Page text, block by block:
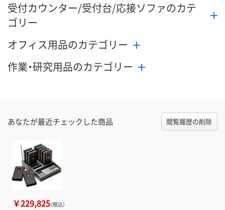
受付カウンター/受付台/応接ソファのカテ
ゴリー
オフィス用品のカテゴリー
作業・研究用品のカテゴリー
あなたが最近チェックした商品 閲覧履歴の削除
￥229,825（税込）